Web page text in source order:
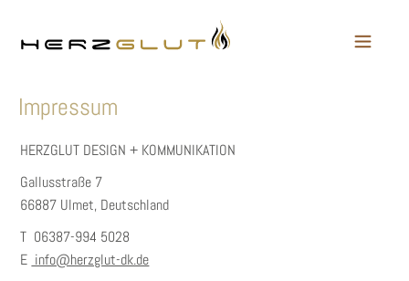
Impressum
HERZGLUT DESIGN + KOMMUNIKATION
Gallusstraße 7
66887 Ulmet, Deutschland
T 06387-994 5028
E info@herzglut-dk.de